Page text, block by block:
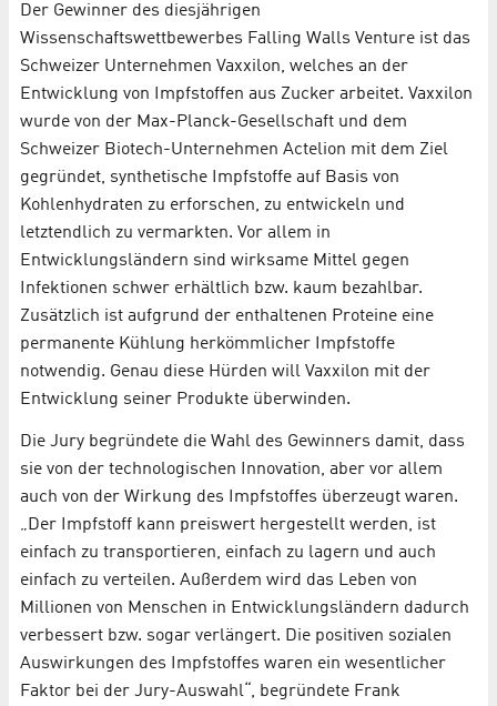
Der Gewinner des diesjährigen
Wissenschaftswettbewerbes Falling Walls Venture ist das
Schweizer Unternehmen Vaxxilon, welches an der
Entwicklung von Impfstoffen aus Zucker arbeitet. Vaxxilon
wurde von der Max-­Planck-­Gesellschaft und dem
Schweizer Biotech-­Unternehmen Actelion mit dem Ziel
gegründet, synthetische Impfstoffe auf Basis von
Kohlenhydraten zu erforschen, zu entwickeln und
letztendlich zu vermarkten. Vor allem in
Entwicklungsländern sind wirksame Mittel gegen
Infektionen schwer erhältlich bzw. kaum bezahlbar.
Zusätzlich ist aufgrund der enthaltenen Proteine eine
permanente Kühlung herkömmlicher Impfstoffe
notwendig. Genau diese Hürden will Vaxxilon mit der
Entwicklung seiner Produkte überwinden.
Die Jury begründete die Wahl des Gewinners damit, dass
sie von der technologischen Innovation, aber vor allem
auch von der Wirkung des Impfstoffes überzeugt waren.
„Der Impfstoff kann preiswert hergestellt werden, ist
einfach zu transportieren, einfach zu lagern und auch
einfach zu verteilen. Außerdem wird das Leben von
Millionen von Menschen in Entwicklungsländern dadurch
verbessert bzw. sogar verlängert. Die positiven sozialen
Auswirkungen des Impfstoffes waren ein wesentlicher
Faktor bei der Jury-­Auswahl“, begründete Frank